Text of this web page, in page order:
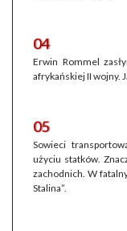
04
Erwin Rommel
afrykańskiej II wojny.
05
Sowieci
użyciu statków.
zachodnich. W
Stalina”.